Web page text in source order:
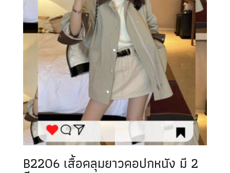
B2206 เสื้อคลุมยาวคอปกหนัง มี 2